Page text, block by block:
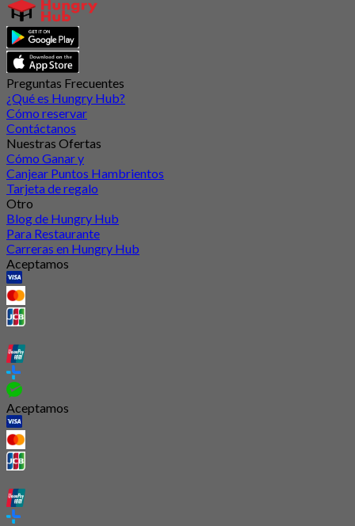
Preguntas Frecuentes
¿Qué es Hungry Hub?
Cómo reservar
Contáctanos
Nuestras Ofertas
Cómo Ganar y
Canjear Puntos Hambrientos
Tarjeta de regalo
Otro
Blog de Hungry Hub
Para Restaurante
Carreras en Hungry Hub
Aceptamos
Aceptamos